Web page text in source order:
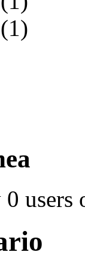
(1)
users